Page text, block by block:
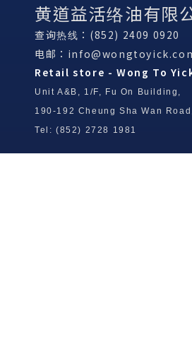
黄道益活络油有限
查询热线：(852) 2409 0920
电邮：
Retail store - Wong To
Unit A&B, 1/F, Fu On Building,
190-192 Cheung Sha Wan
Tel: (852) 2728 1981